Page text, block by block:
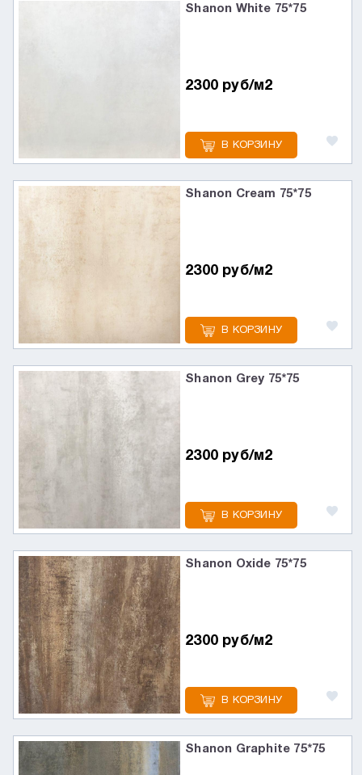
Shanon White 75*75
2300 руб/м2
В КОРЗИНУ
Shanon Cream 75*75
2300 руб/м2
В КОРЗИНУ
Shanon Grey 75*75
2300 руб/м2
В КОРЗИНУ
Shanon Oxide 75*75
2300 руб/м2
В КОРЗИНУ
Shanon Graphite 75*75